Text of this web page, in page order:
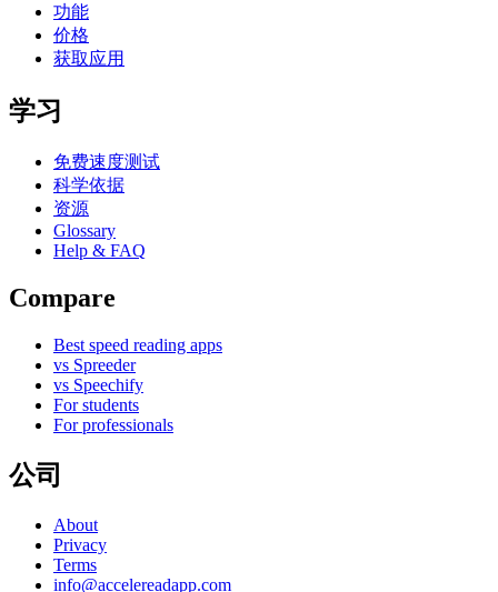
功能
价格
获取应用
学习
免费速度测试
科学依据
资源
Glossary
Help & FAQ
Compare
Best speed reading apps
vs Spreeder
vs Speechify
For students
For professionals
公司
About
Privacy
Terms
info@accelereadapp.com